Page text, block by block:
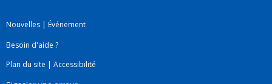
Nouvelles | Événement
Besoin d'aide ?
Plan du site | Accessibilité